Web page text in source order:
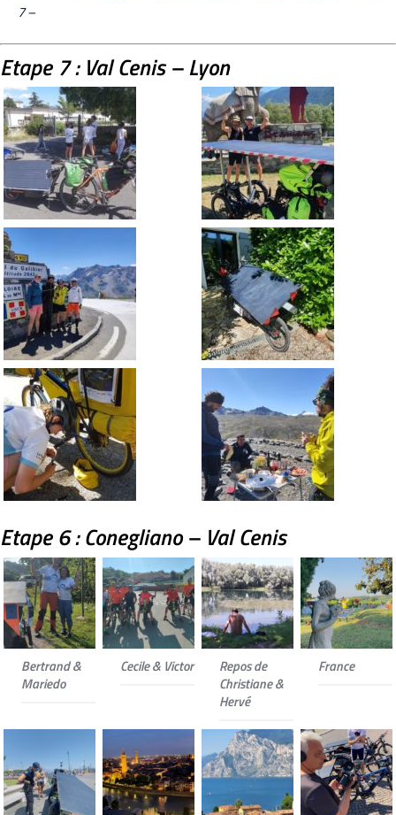
7 –
Etape 7 : Val Cenis – Lyon
Etape 6 : Conegliano – Val Cenis
Bertrand &
Mariedo
Cecile & Victor
Repos de
Christiane &
Hervé
France